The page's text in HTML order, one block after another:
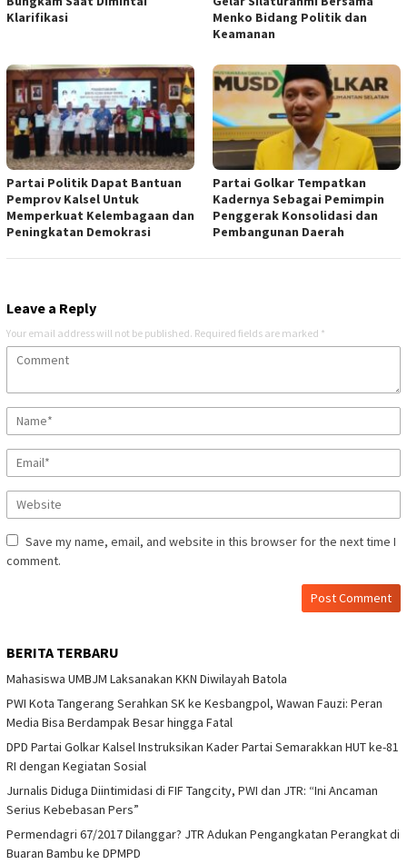
Klarifikasi
Menko Bidang Politik dan
Keamanan
Partai Politik Dapat Bantuan
Pemprov Kalsel Untuk
Memperkuat Kelembagaan dan
Peningkatan Demokrasi
Partai Golkar Tempatkan
Kadernya Sebagai Pemimpin
Penggerak Konsolidasi dan
Pembangunan Daerah
Leave a Reply
Your email address will not be published. Required fields are marked *
Save my name, email, and website in this browser for the next time I
comment.
BERITA TERBARU
Mahasiswa UMBJM Laksanakan KKN Diwilayah Batola
PWI Kota Tangerang Serahkan SK ke Kesbangpol, Wawan Fauzi: Peran
Media Bisa Berdampak Besar hingga Fatal
DPD Partai Golkar Kalsel Instruksikan Kader Partai Semarakkan HUT ke-81
RI dengan Kegiatan Sosial
Jurnalis Diduga Diintimidasi di FIF Tangcity, PWI dan JTR: “Ini Ancaman
Serius Kebebasan Pers”
Permendagri 67/2017 Dilanggar? JTR Adukan Pengangkatan Perangkat di
Buaran Bambu ke DPMPD